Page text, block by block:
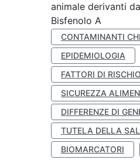
animale derivanti
Bisfenolo A
CONTAMINANTI
EPIDEMIOLOGIA
FATTORI DI RISCHIO
SICUREZZA
DIFFERENZE DI
TUTELA DELLA
BIOMARCATORI